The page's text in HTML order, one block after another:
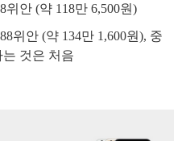
위안 (약 118만 6,500원)
위안 (약 134만 1,600원), 중
것은 처음